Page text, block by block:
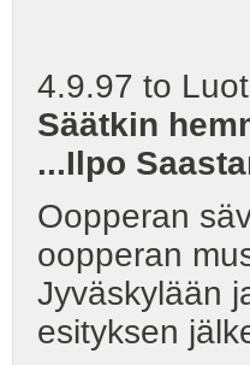
4.9.97 to
Säätkin
...Ilpo
Oopperan
oopperan
Jyväskylään
esityksen